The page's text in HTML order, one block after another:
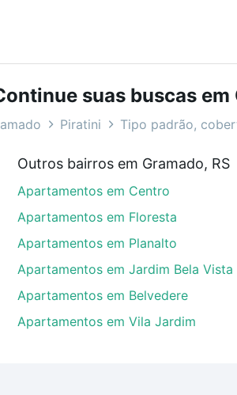
o preço, metragem e
você na Loft.
Gramado, RS?
Se ainda tem alguma dúvida
comprar o imóvel dos seus
suas buscas em
Piratini Tipo padrão,
Outros bairros em Gramado, RS
Apartamentos em Centro
Apartamentos em Floresta
Apartamentos em Planalto
Apartamentos em Jardim Bela Vista
Apartamentos em Belvedere
Apartamentos em Vila Jardim